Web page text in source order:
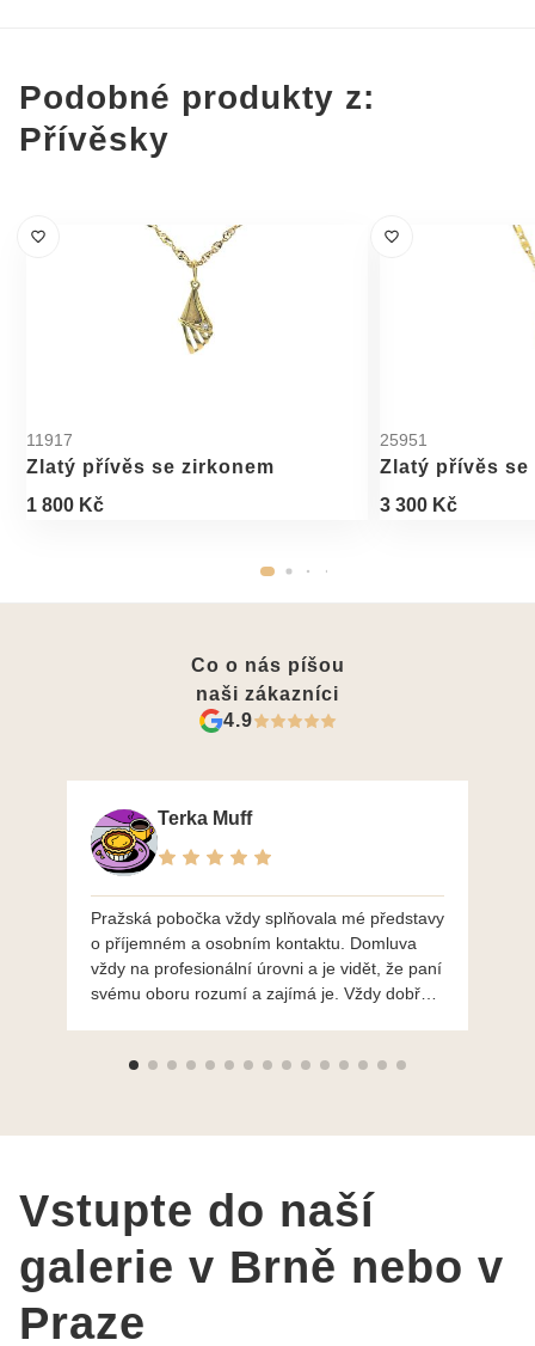
Podobné produkty z:
Přívěsky
11917
Zlatý přívěs se zirkonem
1 800 Kč
25951
Zlatý přívěs se
3 300 Kč
Co o nás píšou
naši zákazníci
4.9
Terka Muff
Pražská pobočka vždy splňovala mé představy
o příjemném a osobním kontaktu. Domluva
vždy na profesionální úrovni a je vidět, že paní
svému oboru rozumí a zajímá je. Vždy dobře a
výběru, jak už bylo napsáno - na požádání
Vstupte do naší
galerie v Brně nebo v
Praze